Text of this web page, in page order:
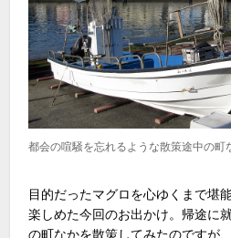
都会の喧騒を忘れるような散策途中の町
目的だったマグロを心ゆくまで堪
楽しめた今回のお出かけ。帰途に
の町なかを散策してみたのですが